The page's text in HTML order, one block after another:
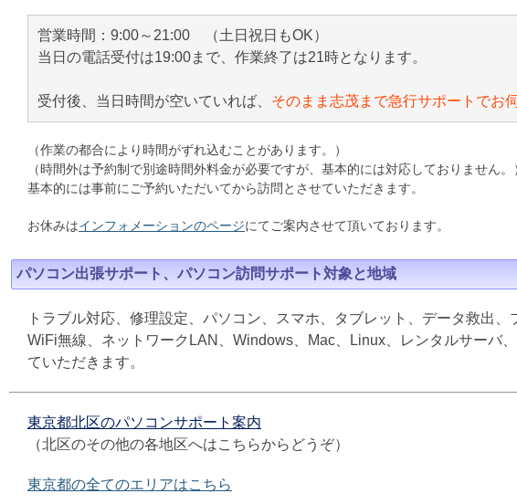
営業時間：9:00～21:00 （土日祝日もOK）
当日の電話受付は19:00まで、作業終了は21時となります。
受付後、当日時間が空いていれば、 そのまま志茂まで急行サポートでお
（作業の都合により時間がずれ込むことがあります。）
（時間外は予約制で別途時間外料金が必要ですが、基本的には対応しておりません。
基本的には事前にご予約いただいてから訪問とさせていただきます。
お休みはインフォメーションのページにてご案内させて頂いております。
パソコン出張サポート、パソコン訪問サポート対象と地域
トラブル対応、修理設定、パソコン、スマホ、タブレット、データ救出
WiFi無線、ネットワークLAN、Windows、Mac、Linux、レンタルサーバ
ていただきます。
東京都北区のパソコンサポート案内
（北区のその他の各地区へはこちらからどうぞ）
東京都の全てのエリアはこちら